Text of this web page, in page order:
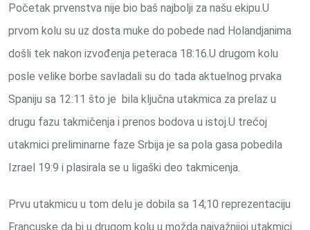
Početak prvenstva nije bio baš najbolji za našu ekipu.U
prvom kolu su uz dosta muke do pobede nad Holandjanima
došli tek nakon izvođenja peteraca 18:16.U drugom kolu
posle velike borbe savladali su do tada aktuelnog prvaka
Spaniju sa 12:11 što je bila ključna utakmica za prelaz u
drugu fazu takmičenja i prenos bodova u istoj.U trećoj
utakmici preliminarne faze Srbija je sa pola gasa pobedila
Izrael 19:9 i plasirala se u ligaški deo takmicenja.
Prvu utakmicu u tom delu je dobila sa 14;10 reprezentaciju
Francuske da bi u drugom kolu u možda najvažnijoj utakmici